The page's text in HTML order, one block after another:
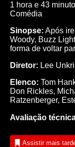
1 hora e 43
Comédia
Sinopse: Após
Woody, Buzz
forma de voltar
Diretor: Lee
Elenco: Tom
Don Rickles,
Ratzenberger,
Avaliação
Assistir mais